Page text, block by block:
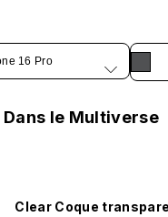
16 Pro
le Multiverse
Clear Coque